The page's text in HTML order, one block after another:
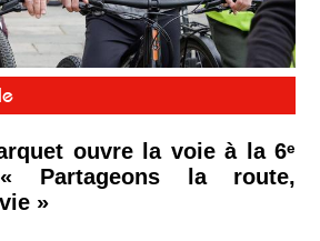
ouvre la voie à la 6ᵉ
Partageons la route,
»